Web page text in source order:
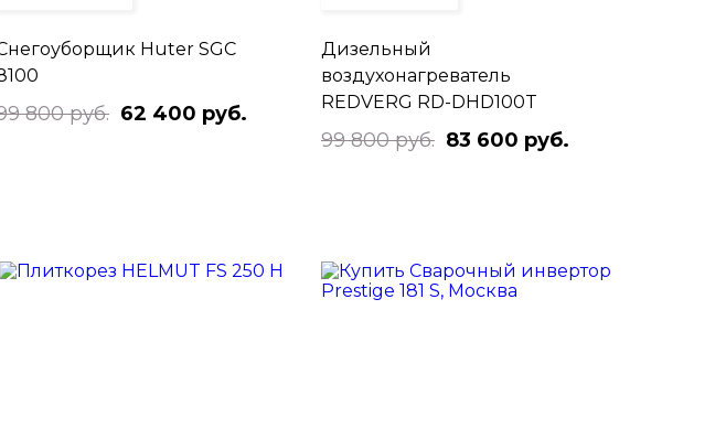
Huter SGC
800 руб. 62 400 руб.
Дизельный
воздухонагреватель
REDVERG RD-DHD100T
99 800 руб. 83 600 руб.